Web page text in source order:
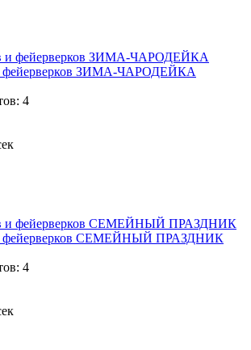
фейерверков ЗИМА-ЧАРОДЕЙКА
4
и фейерверков СЕМЕЙНЫЙ ПРАЗДНИК
4